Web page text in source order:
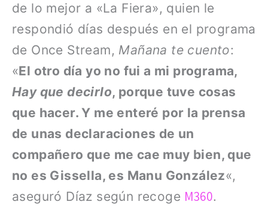
de lo mejor a «La Fiera», quien le
respondió días después en el programa
de Once Stream, Mañana te cuento:
«El otro día yo no fui a mi programa,
Hay que decirlo, porque tuve cosas
que hacer. Y me enteré por la prensa
de unas declaraciones de un
compañero que me cae muy bien, que
no es Gissella, es Manu González«,
aseguró Díaz según recoge M360.